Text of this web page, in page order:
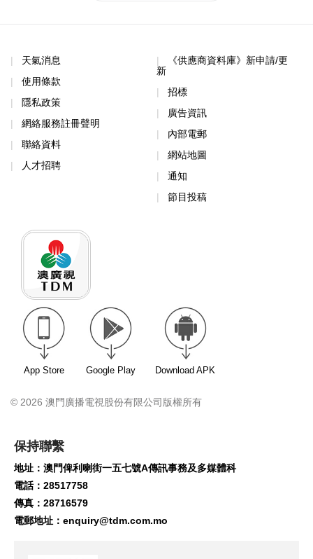
天氣消息
使用條款
隱私政策
網絡服務註冊聲明
聯絡資料
人才招聘
《供應商資料庫》新申請/更
新
招標
廣告資訊
內部電郵
網站地圖
通知
節目投稿
App Store Google Play Download APK
© 2026 澳門廣播電視股份有限公司版權所有
保持聯繫
地址：澳門俾利喇街一五七號A傳訊事務及多媒體科
電話：28517758
傳真：28716579
電郵地址： enquiry@tdm.com.mo